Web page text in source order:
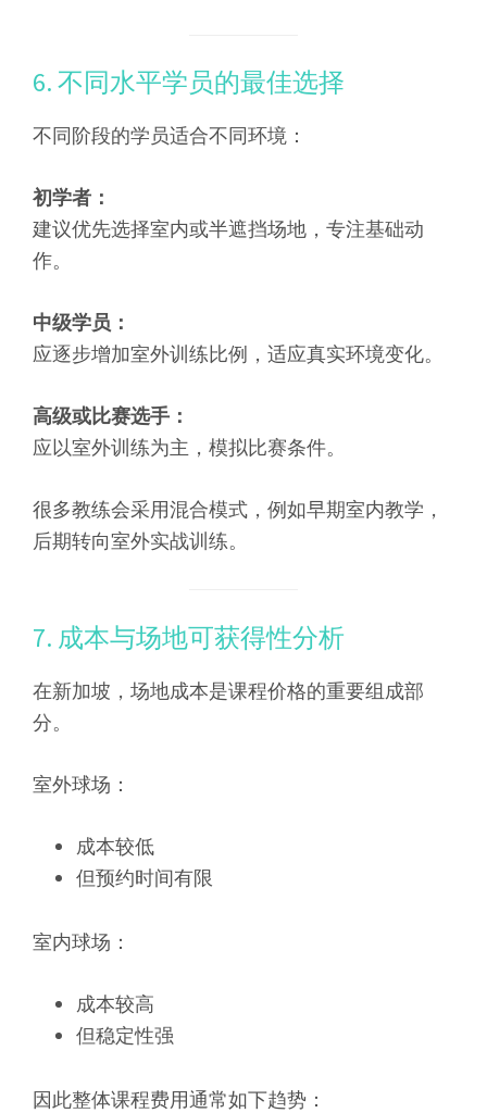
6. 不同水平学员的最佳选择
不同阶段的学员适合不同环境：
初学者：
建议优先选择室内或半遮挡场地，专注基础动
作。
中级学员：
应逐步增加室外训练比例，适应真实环境变化。
高级或比赛选手：
应以室外训练为主，模拟比赛条件。
很多教练会采用混合模式，例如早期室内教学，
后期转向室外实战训练。
7. 成本与场地可获得性分析
在新加坡，场地成本是课程价格的重要组成部
分。
室外球场：
成本较低
但预约时间有限
室内球场：
成本较高
但稳定性强
因此整体课程费用通常如下趋势：